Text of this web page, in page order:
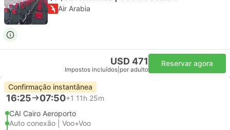
Air Arabia
USD 471
Impostos incluídos por adulto
Reservar agora
Confirmação instantânea
16:25 07:50+1 11h 25m
CAI Cairo Aeroporto
Auto conexão | Voo+Voo